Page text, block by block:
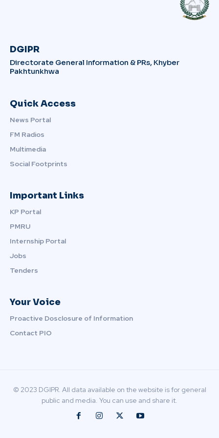
DGIPR
Directorate General Information & PRs, Khyber
Pakhtunkhwa
Quick Access
News Portal
FM Radios
Multimedia
Social Footprints
Important Links
KP Portal
PMRU
Internship Portal
Jobs
Tenders
Your Voice
Proactive Dosclosure of Information
Contact PIO
© 2023 DGIPR. All data available on the website is for general
public and media. You can use and share it.